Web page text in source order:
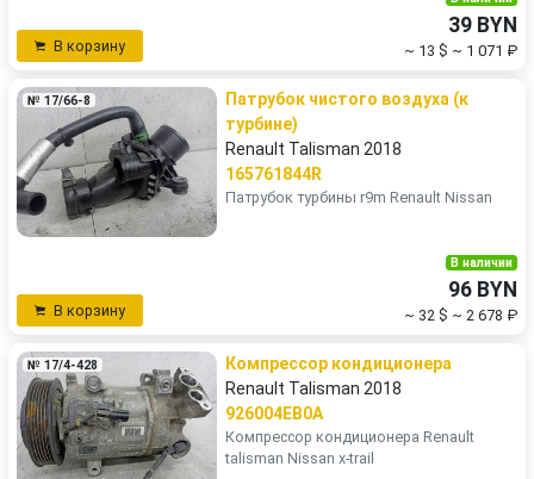
В корзину
39 BYN
~ 13 $ ~ 1 071 ₽
№ 17/66-8
Патрубок чистого воздуха (к
турбине)
Renault Talisman 2018
165761844R
Патрубок турбины r9m Renault Nissan
В корзину
В наличии
96 BYN
~ 32 $ ~ 2 678 ₽
№ 17/4-428
Компрессор кондиционера
Renault Talisman 2018
926004EB0A
Компрессор кондиционера Renault
talisman Nissan x-trail